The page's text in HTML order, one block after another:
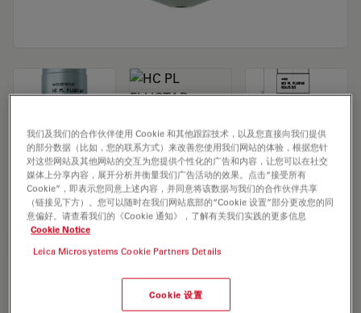
Microscope Objective HC PL FLUOTAR
50x/0,80
索取报价
Discover the perfect solution. Explore
我们及我们的合作伙伴使用 Cookie 和其他跟踪技术，以及您直接向我们提供
的部分数据（比如，您的联系方式）来改善您使用我们网站的体验，根据您针
对这些网站及其他网站的交互为您提供个性化的广告和内容，让您可以在社交
媒体上分享内容，展开分析并衡量我们广告活动的效果。点击“接受所有
Cookie”，即表示您同意上述内容，并同意将该数据与我们的合作伙伴共享
（链接见下方）。您可以随时在我们网站底部的“Cookie 设置”部分更改您的同
意偏好。请查看我们的《Cookie 通知》，了解有关我们实践的更多信息
Cookie Notice
Leica Microsystems Cookie Partners Details
Cookie 设置